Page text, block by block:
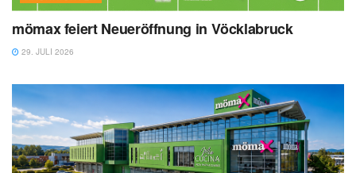
mömax feiert Neueröffnung in Vöcklabruck
29. JULI 2026